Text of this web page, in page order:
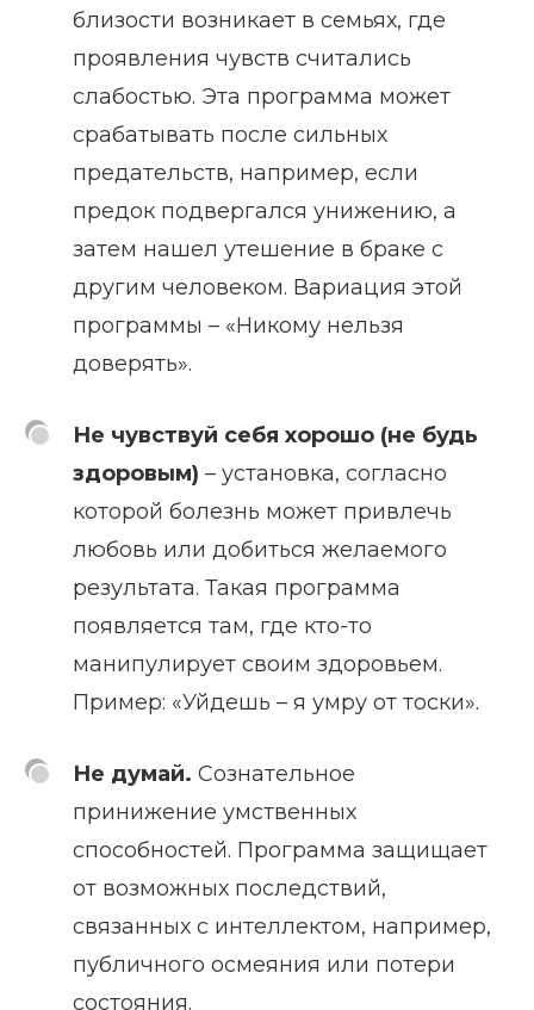
близости возникает в семьях, где
проявления чувств считались
слабостью. Эта программа может
срабатывать после сильных
предательств, например, если
предок подвергался унижению, а
затем нашел утешение в браке с
другим человеком. Вариация этой
программы – «Никому нельзя
доверять».
Не чувствуй себя хорошо (не будь
здоровым) – установка, согласно
которой болезнь может привлечь
любовь или добиться желаемого
результата. Такая программа
появляется там, где кто-то
манипулирует своим здоровьем.
Пример: «Уйдешь – я умру от тоски».
Не думай. Сознательное
принижение умственных
способностей. Программа защищает
от возможных последствий,
связанных с интеллектом, например,
публичного осмеяния или потери
состояния.